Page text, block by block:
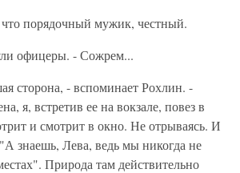
порядочный мужик, честный.
офицеры. - Сожрем...
сторона, - вспоминает Рохлин. -
я, встретив ее на вокзале, повез в
и смотрит в окно. Не отрываясь. И
знаешь, Лева, ведь мы никогда не
Природа там действительно